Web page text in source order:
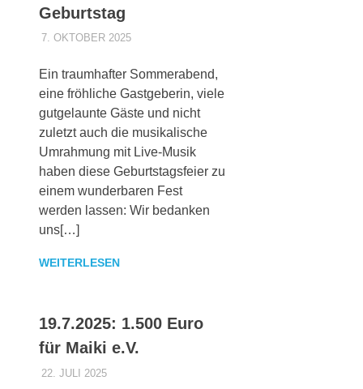
Geburtstag
7. OKTOBER 2025MAIKI_ADMIN
ALLGEMEINES
Ein traumhafter Sommerabend,
eine fröhliche Gastgeberin, viele
gutgelaunte Gäste und nicht
zuletzt auch die musikalische
Umrahmung mit Live-Musik
haben diese Geburtstagsfeier zu
einem wunderbaren Fest
werden lassen: Wir bedanken
uns[…]
WEITERLESEN
19.7.2025: 1.500 Euro
für Maiki e.V.
22. JULI 2025MAIKI_ADMIN
ALLGEMEINES